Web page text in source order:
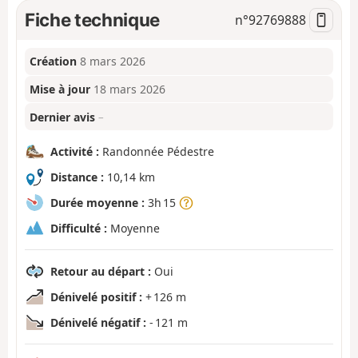
Fiche technique n°92769888
Création 8 mars 2026
Mise à jour 18 mars 2026
Dernier avis –
Activité : Randonnée Pédestre
Distance : 10,14 km
Durée moyenne : 3h 15
Difficulté : Moyenne
Retour au départ : Oui
Dénivelé positif : + 126 m
Dénivelé négatif : - 121 m